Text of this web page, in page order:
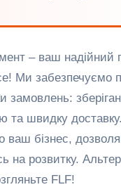
– ваш надійний
Ми забезпечуємо
замовлень:
та швидку доставку.
ваш бізнес,
на розвитку.
FLF!